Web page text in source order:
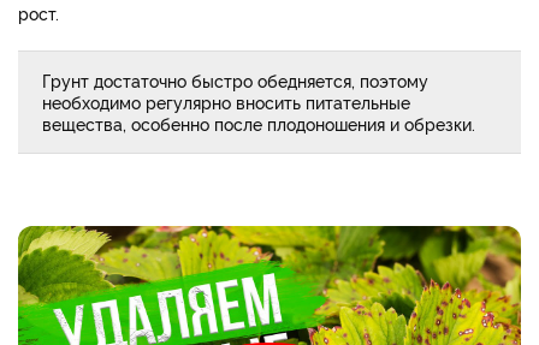
рост.
Грунт достаточно быстро обедняется, поэтому
необходимо регулярно вносить питательные
вещества, особенно после плодоношения и обрезки.